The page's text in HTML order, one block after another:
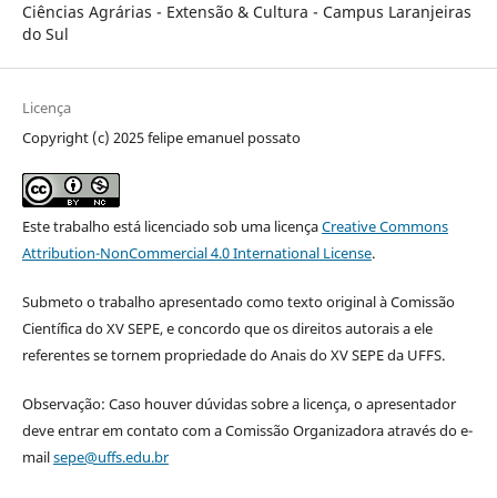
Ciências Agrárias - Extensão & Cultura - Campus Laranjeiras
do Sul
Licença
Copyright (c) 2025 felipe emanuel possato
Este trabalho está licenciado sob uma licençaCreative Commons
Attribution-NonCommercial 4.0 International License.
Submeto o trabalho apresentado como texto original à Comissão
Científica do XV SEPE, e concordo que os direitos autorais a ele
referentes se tornem propriedade do Anais do XV SEPE da UFFS.
Observação: Caso houver dúvidas sobre a licença, o apresentador
deve entrar em contato com a Comissão Organizadora através do e-
mailsepe@uffs.edu.br